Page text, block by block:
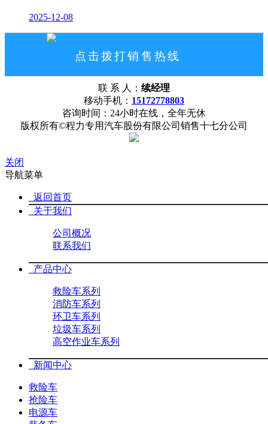
2025-12-08
点击拨打销售热线
15172778803
公司概况
联 系 人： 续经理
移动手机： 15172778803
咨询时间：24小时在线，全年无休
版权所有©程力专用汽车股份有限公司销售十七分公司
关闭
导航菜单
返回首页
关于我们
公司概况
联系我们
产品中心
救险车系列
消防车系列
环卫车系列
垃圾车系列
高空作业车系列
新闻中心
救险车
抢险车
电源车